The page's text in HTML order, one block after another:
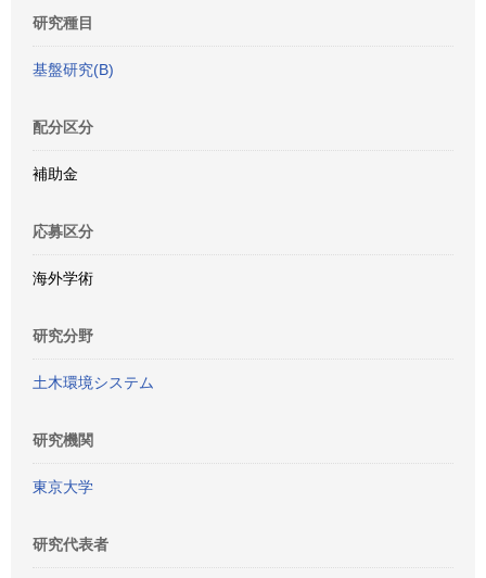
研究種目
基盤研究(B)
配分区分
補助金
応募区分
海外学術
研究分野
土木環境システム
研究機関
東京大学
研究代表者